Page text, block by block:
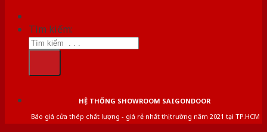
Tìm kiếm:
HỆ THỐNG SHOWROOM SAIGONDOOR
Báo giá cửa thép chất lượng - giá rẻ nhất thị trường năm 2021 tại TP.HCM